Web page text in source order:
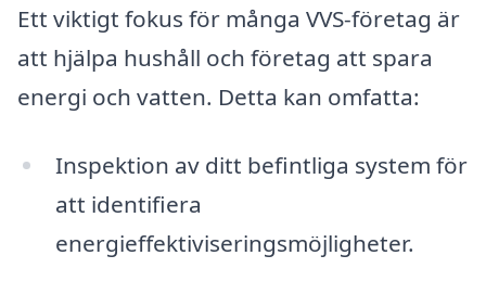
Ett viktigt fokus för många VVS-företag är
att hjälpa hushåll och företag att spara
energi och vatten. Detta kan omfatta:
Inspektion av ditt befintliga system för
att identifiera
energieffektiviseringsmöjligheter.